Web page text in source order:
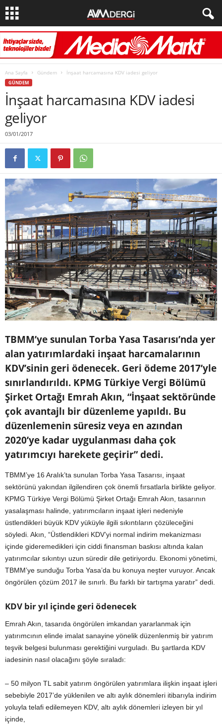
Ana Sayfa Gündem İnşaat harcamasına KDV iadesi geliyor
GÜNDEM
İnşaat harcamasına KDV iadesi
geliyor
03/01/2017
TBMM’ye sunulan Torba Yasa Tasarısı’nda yer
alan yatırımlardaki inşaat harcamalarının
KDV’sinin geri ödenecek. Geri ödeme 2017’yle
sınırlandırıldı. KPMG Türkiye Vergi Bölümü
Şirket Ortağı Emrah Akın, “İnşaat sektöründe
çok avantajlı bir düzenleme yapıldı. Bu
düzenlemenin süresiz veya en azından
2020’ye kadar uygulanması daha çok
yatırımcıyı harekete geçirir” dedi.
TBMM’ye 16 Aralık’ta sunulan Torba Yasa Tasarısı, inşaat
sektörünü yakından ilgilendiren çok önemli fırsatlarla birlikte geliyor.
KPMG Türkiye Vergi Bölümü Şirket Ortağı Emrah Akın, tasarının
yasalaşması halinde, yatırımcıların inşaat işleri nedeniyle
üstlendikleri büyük KDV yüküyle ilgili sıkıntıların çözüleceğini
söyledi. Akın, “Üstlendikleri KDV’yi normal indirim mekanizması
içinde gideremedikleri için ciddi finansman baskısı altında kalan
yatırımcılar sıkıntıyı uzun süredir dile getiriyordu. Ekonomi yönetimi,
TBMM’ye sunduğu Torba Yasa’da bu konuya neşter vuruyor. Ancak
öngörülen çözüm 2017 ile sınırlı. Bu farklı bir tartışma yaratır” dedi.
KDV bir yıl içinde geri ödenecek
Emrah Akın, tasarıda öngörülen imkandan yararlanmak için
yatırımcının elinde imalat sanayine yönelik düzenlenmiş bir yatırım
teşvik belgesi bulunması gerektiğini vurguladı. Bu şartlarda KDV
iadesinin nasıl olacağını şöyle sıraladı:
– 50 milyon TL sabit yatırım öngörülen yatırımlara ilişkin inşaat işleri
sebebiyle 2017’de yüklenilen ve altı aylık dönemleri itibarıyla indirim
yoluyla telafi edilemeyen KDV, altı aylık dönemleri izleyen bir yıl
içinde,